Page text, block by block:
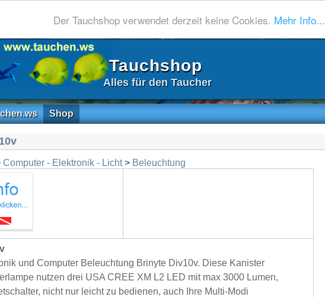
Der Tauchshop verwendet derzeit keine Cookies. Mehr Info...
Tauchshop
Alles für den Taucher
Shop
Computer - Elektronik - Licht> Beleuchtung
und Computer Beleuchtung Brinyte Div10v. Diese Kanister
nutzen drei USA CREE XM L2 LED mit max 3000 Lumen,
nicht nur leicht zu bedienen, auch Ihre Multi-Modi